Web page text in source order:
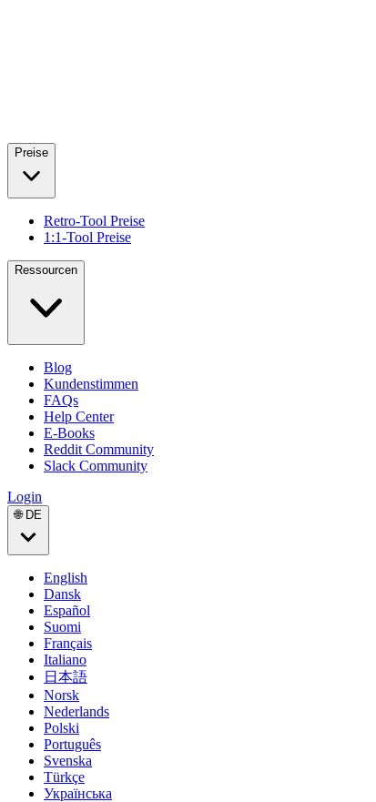
Preise
Retro-Tool Preise
1:1-Tool Preise
Ressourcen
Blog
Kundenstimmen
FAQs
Help Center
E-Books
Reddit Community
Slack Community
Login
🌐 DE
English
Dansk
Español
Suomi
Français
Italiano
日本語
Norsk
Nederlands
Polski
Português
Svenska
Türkçe
Українська